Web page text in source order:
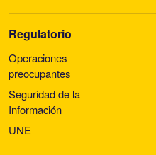
Regulatorio
Operaciones
preocupantes
Seguridad de la
Información
UNE